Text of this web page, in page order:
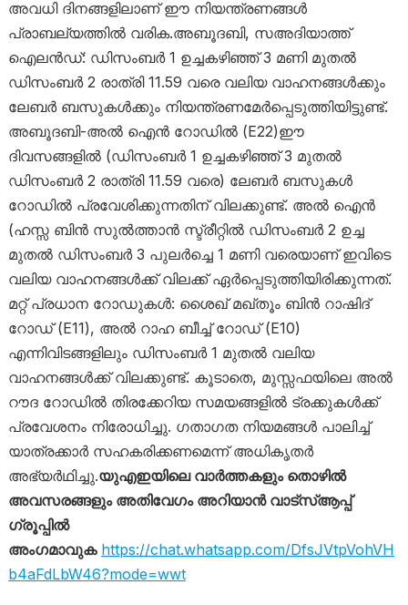
അവധി ദിനങ്ങളിലാണ് ഈ നിയന്ത്രണങ്ങൾ
പ്രാബല്യത്തിൽ വരിക.അബൂദബി, സഅദിയാത്ത്
ഐലൻഡ്: ഡിസംബർ 1 ഉച്ചകഴിഞ്ഞ് 3 മണി മുതൽ
ഡിസംബർ 2 രാത്രി 11.59 വരെ വലിയ വാഹനങ്ങൾക്കും
ലേബർ ബസുകൾക്കും നിയന്ത്രണമേർപ്പെടുത്തിയിട്ടുണ്ട്.
അബൂദബി-അൽ ഐൻ റോഡിൽ (E22)ഈ
ദിവസങ്ങളിൽ (ഡിസംബർ 1 ഉച്ചകഴിഞ്ഞ് 3 മുതൽ
ഡിസംബർ 2 രാത്രി 11.59 വരെ) ലേബർ ബസുകൾ
റോഡിൽ പ്രവേശിക്കുന്നതിന് വിലക്കുണ്ട്. അൽ ഐൻ
(ഹസ്സ ബിൻ സുൽത്താൻ സ്ട്രീറ്റിൽ ഡിസംബർ 2 ഉച്ച
മുതൽ ഡിസംബർ 3 പുലർച്ചെ 1 മണി വരെയാണ് ഇവിടെ
വലിയ വാഹനങ്ങൾക്ക് വിലക്ക് ഏർപ്പെടുത്തിയിരിക്കുന്നത്.
മറ്റ് പ്രധാന റോഡുകൾ: ശൈഖ് മഖ്തൂം ബിൻ റാഷിദ്
റോഡ് (E11), അൽ റാഹ ബീച്ച് റോഡ് (E10)
എന്നിവിടങ്ങളിലും ഡിസംബർ 1 മുതൽ വലിയ
വാഹനങ്ങൾക്ക് വിലക്കുണ്ട്. കൂടാതെ, മുസ്സഫയിലെ അൽ
റൗദ റോഡിൽ തിരക്കേറിയ സമയങ്ങളിൽ ട്രക്കുകൾക്ക്
പ്രവേശനം നിരോധിച്ചു. ഗതാഗത നിയമങ്ങൾ പാലിച്ച്
യാത്രക്കാർ സഹകരിക്കണമെന്ന് അധികൃതർ
അഭ്യർഥിച്ചു.യുഎഇയിലെ വാർത്തകളും തൊഴിൽ
അവസരങ്ങളും അതിവേഗം അറിയാൻ വാട്സ്ആപ്പ്
ഗ്രൂപ്പിൽ
അംഗമാവുക https://chat.whatsapp.com/DfsJVtpVohVH
b4aFdLbW46?mode=wwt